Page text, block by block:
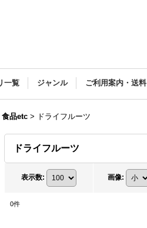
一覧 ジャンル ご利用案内・送料
食品etc > ドライフルーツ
ドライフルーツ
表示数: 画像:
0件